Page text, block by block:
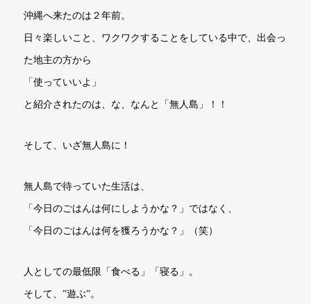
沖縄へ来たのは２年前。
日々楽しいこと、ワクワクすることをしている中で、出会っ
た地主の方から
「使っていいよ」
と紹介されたのは、な、なんと「無人島」！！
そして、いざ無人島に！
無人島で待っていた生活は、
「今日のごはんは何にしようかな？」ではなく、
「今日のごはんは何を獲ろうかな？」（笑）
人としての最低限「食べる」「寝る」。
そして、”遊ぶ”。